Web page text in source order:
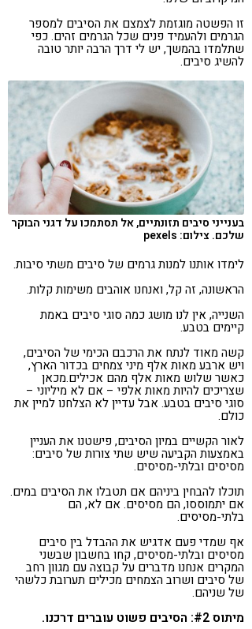
זו הפשטה מוגזמת לצמצם את הסיבים למספר
הגרמים ולהעמיד פנים שכל הגרמים זהים. כפי
שתלמדו בהמשך, יש לי דרך הרבה יותר טובה
להשיג סיבים.
בענייני סיבים תזונתיים, אל תסתמכו על דגני הבוקר
שלכם. צילום: pexels
לימדו אותנו למנות גרמים של סיבים משתי סיבות.
הראשונה, זה קל, ואנחנו אוהבים משימות קלות.
השנייה, אין לנו מושג כמה סוגי סיבים באמת
קיימים בטבע.
קשה מאוד לנתח את הרכבם הכימי של הסיבים,
ויש ארבע מאות אלף מיני צמחים בכדור הארץ,
כאשר שלוש מאות אלף מהם אכילים.מכאן
שצריכים להיות מאות אלפי – אם לא מיליוני –
סוגי סיבים בטבע. אבל עדיין לא הצלחנו למיין את
כולם.
לאור הקשיים במיון הסיבים, פישטנו את העניין
באמצעות הקביעה שיש שתי צורות של סיבים:
מסיסים ובלתי-מסיסים.
תוכלו להבחין ביניהם אם תטבלו את הסיבים במים.
אם יתמוססו, הם מסיסים. אם לא, הם
בלתי-מסיסים.
אף שמדי פעם אדגיש את ההבדל בין סיבים
מסיסים ובלתי-מסיסים, קחו בחשבון שבשני
המקרים אנחנו מדברים על קבוצה עם מגוון רחב
של סיבים ושרוב הצמחים מכילים תערובת כלשהי
של שניהם.
מיתוס #2: הסיבים פשוט עוברים דרכנו.